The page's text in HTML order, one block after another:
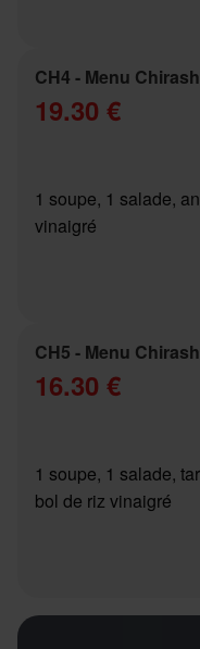
CH4 - Menu
19.30 €
1 soupe, 1 salade,
vinaigré
CH5 - Menu
16.30 €
1 soupe, 1 salade,
bol de riz vinaigré